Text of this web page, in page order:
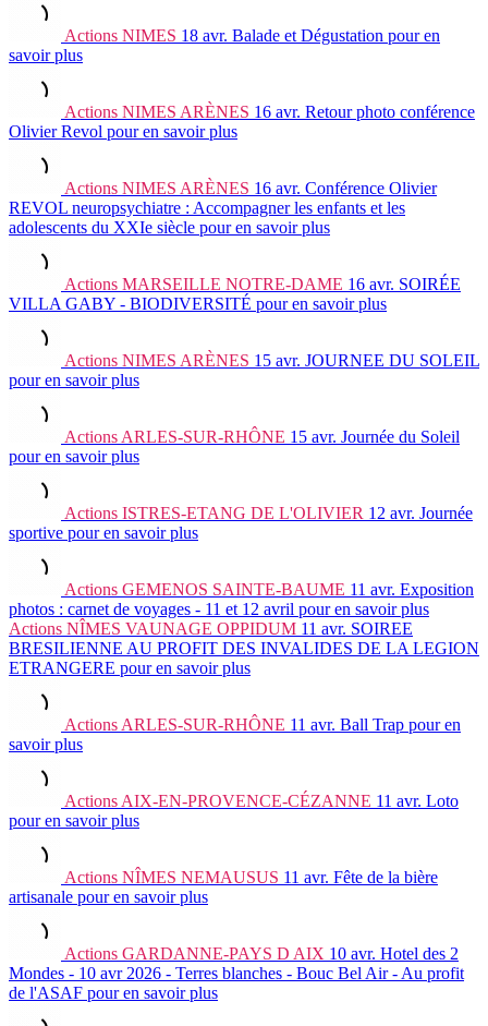
Actions NIMES 18 avr. Balade et Dégustation pour en
savoir plus
Actions NIMES ARÈNES 16 avr. Retour photo conférence
Olivier Revol pour en savoir plus
Actions NIMES ARÈNES 16 avr. Conférence Olivier
REVOL neuropsychiatre : Accompagner les enfants et les
adolescents du XXIe siècle pour en savoir plus
Actions MARSEILLE NOTRE-DAME 16 avr. SOIRÉE
VILLA GABY - BIODIVERSITÉ pour en savoir plus
Actions NIMES ARÈNES 15 avr. JOURNEE DU SOLEIL
pour en savoir plus
Actions ARLES-SUR-RHÔNE 15 avr. Journée du Soleil
pour en savoir plus
Actions ISTRES-ETANG DE L'OLIVIER 12 avr. Journée
sportive pour en savoir plus
Actions GEMENOS SAINTE-BAUME 11 avr. Exposition
photos : carnet de voyages - 11 et 12 avril pour en savoir plus
Actions NÎMES VAUNAGE OPPIDUM 11 avr. SOIREE
BRESILIENNE AU PROFIT DES INVALIDES DE LA LEGION
ETRANGERE pour en savoir plus
Actions ARLES-SUR-RHÔNE 11 avr. Ball Trap pour en
savoir plus
Actions AIX-EN-PROVENCE-CÉZANNE 11 avr. Loto
pour en savoir plus
Actions NÎMES NEMAUSUS 11 avr. Fête de la bière
artisanale pour en savoir plus
Actions GARDANNE-PAYS D AIX 10 avr. Hotel des 2
Mondes - 10 avr 2026 - Terres blanches - Bouc Bel Air - Au profit
de l'ASAF pour en savoir plus